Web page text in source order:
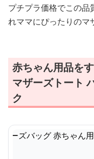
プチプラ価格でこの品
れママにぴったりのマ
赤ちゃん用品を
マザーズトート
ク